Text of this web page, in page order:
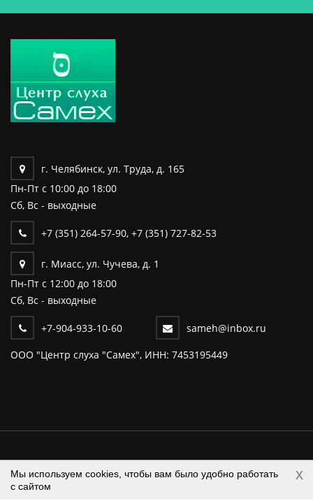
г. Челябинск, ул. Труда, д. 165
Пн-Пт c 10:00 до 18:00
Сб, Вс - выходные
+7 (351) 264-57-90, +7 (351) 727-82-53
г. Миасс, ул. Чучева, д. 1
Пн-Пт c 12:00 до 18:00
Сб, Вс - выходные
+7-904-933-10-60
sameh@inbox.ru
ООО "Центр слуха "Самех", ИНН: 7453195449
Центр слуха "САМЕХ" © 2026 Все
права защищены. |
Мы используем cookies, чтобы вам было удобно работать
с сайтом
x